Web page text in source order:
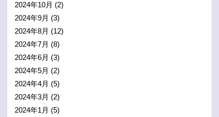
2024年10月 (2)
2024年9月 (3)
2024年8月 (12)
2024年7月 (8)
2024年6月 (3)
2024年5月 (2)
2024年4月 (5)
2024年3月 (2)
2024年1月 (5)